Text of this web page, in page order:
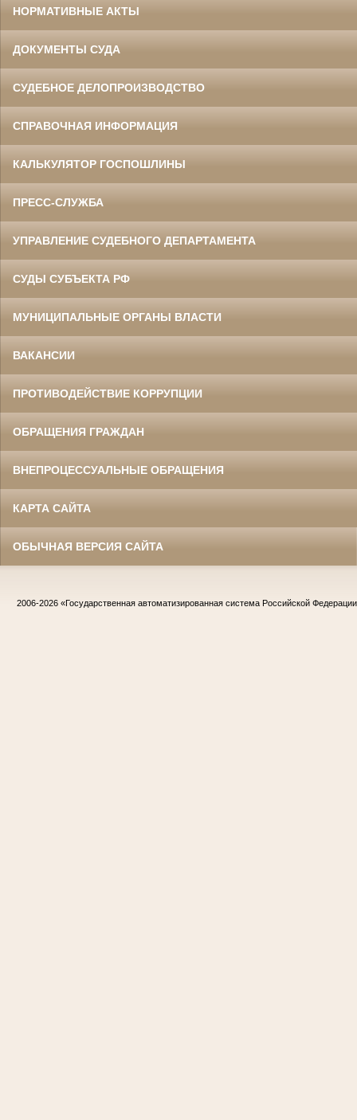
НОРМАТИВНЫЕ АКТЫ
ДОКУМЕНТЫ СУДА
СУДЕБНОЕ ДЕЛОПРОИЗВОДСТВО
СПРАВОЧНАЯ ИНФОРМАЦИЯ
КАЛЬКУЛЯТОР ГОСПОШЛИНЫ
ПРЕСС-СЛУЖБА
УПРАВЛЕНИЕ СУДЕБНОГО ДЕПАРТАМЕНТА
СУДЫ СУБЪЕКТА РФ
МУНИЦИПАЛЬНЫЕ ОРГАНЫ ВЛАСТИ
ВАКАНСИИ
ПРОТИВОДЕЙСТВИЕ КОРРУПЦИИ
ОБРАЩЕНИЯ ГРАЖДАН
ВНЕПРОЦЕССУАЛЬНЫЕ ОБРАЩЕНИЯ
КАРТА САЙТА
ОБЫЧНАЯ ВЕРСИЯ САЙТА
2006-2026 «Государственная автоматизированная система Российской